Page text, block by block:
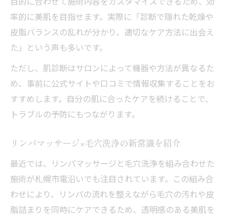
率的に美肌を目指せます。実際に「診断で隠れた乾燥や
皮脂バランスの乱れが分かり、適切なケア方法に出会え
た」という声も多いです。
ただし、肌診断はサロンによって機器や方法が異なるた
め、事前に公式サイトや口コミで情報収集することをお
すすめします。自分の肌に合ったケアを続けることで、
トラブルの予防にもつながります。
リンパマッサージ×毛穴洗浄の新常識を紹介
最近では、リンパマッサージと毛穴洗浄を組み合わせた
施術が札幌市電沿いでも注目されています。この組み合
わせにより、リンパの流れを整えながら毛穴の汚れや皮
脂詰まりを同時にケアできるため、透明感のある美肌を